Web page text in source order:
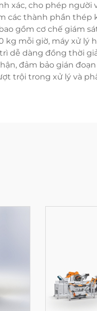
xác, cho phép người
các thành phần thép
gồm cơ chế giám
mỗi giờ, máy xử lý
dễ dàng đồng thời
đảm bảo gián
trội trong xử lý và